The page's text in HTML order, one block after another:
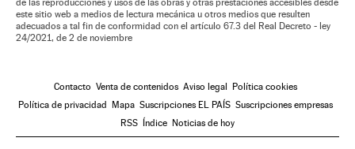
de las reproducciones y usos de las obras y otras prestaciones accesibles desde
este sitio web a medios de lectura mecánica u otros medios que resulten
adecuados a tal fin de conformidad con el artículo 67.3 del Real Decreto - ley
24/2021, de 2 de noviembre
Contacto Venta de contenidos Aviso legal
Política cookies
Política de privacidad
Mapa Suscripciones EL PAÍS Suscripciones empresas
RSS
Índice Noticias de hoy